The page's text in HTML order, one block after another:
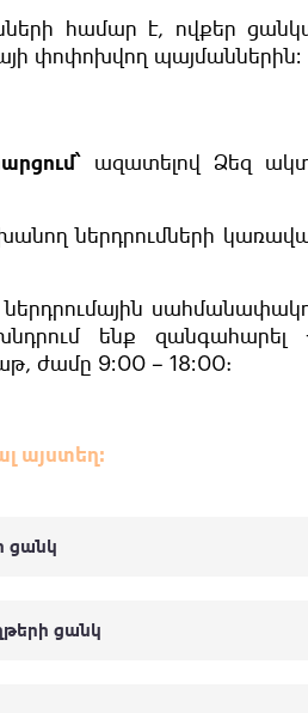
համար է, ովքեր
փոփոխվող պայմաններին։
ազատելով Ձեզ
ներդրումների
ենք զանգահարել
ժամը 9։00 – 18։00:
այստեղ։
ցանկ
ցանկ